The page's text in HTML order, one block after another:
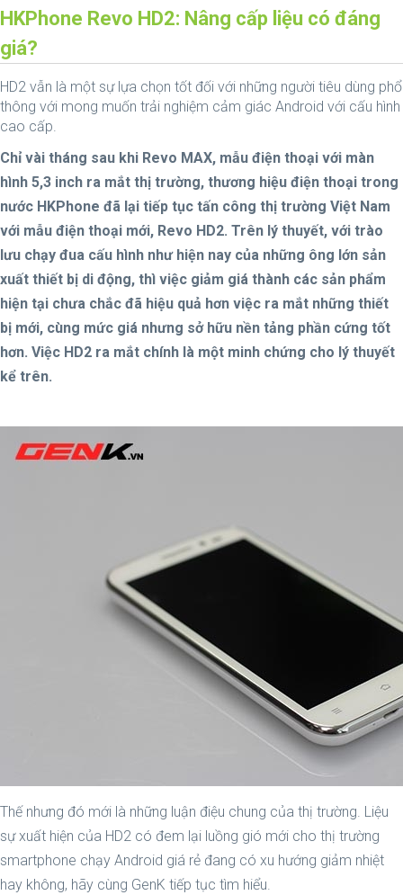
HKPhone Revo HD2: Nâng cấp liệu có đáng
giá?
HD2 vẫn là một sự lựa chọn tốt đối với những người tiêu dùng phổ
thông với mong muốn trải nghiệm cảm giác Android với cấu hình
cao cấp.
Chỉ vài tháng sau khi Revo MAX, mẫu điện thoại với màn
hình 5,3 inch ra mắt thị trường, thương hiệu điện thoại trong
nước HKPhone đã lại tiếp tục tấn công thị trường Việt Nam
với mẫu điện thoại mới, Revo HD2. Trên lý thuyết, với trào
lưu chạy đua cấu hình như hiện nay của những ông lớn sản
xuất thiết bị di động, thì việc giảm giá thành các sản phẩm
hiện tại chưa chắc đã hiệu quả hơn việc ra mắt những thiết
bị mới, cùng mức giá nhưng sở hữu nền tảng phần cứng tốt
hơn. Việc HD2 ra mắt chính là một minh chứng cho lý thuyết
kể trên.
Thế nhưng đó mới là những luận điệu chung của thị trường. Liệu
sự xuất hiện của HD2 có đem lại luồng gió mới cho thị trường
smartphone chạy Android giá rẻ đang có xu hướng giảm nhiệt
hay không, hãy cùng GenK tiếp tục tìm hiểu.